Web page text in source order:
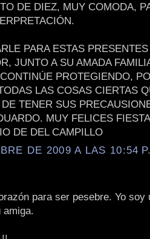
DE DIEZ, MUY COMODA,
PARA ESTAS
JUNTO A SU AMADA
PROTEGIENDO,
LAS COSAS CIERTAS
TENER SUS
MUY FELICES
DE DEL CAMPILLO
DE 2009 A LAS 10:54
para ser pesebre. Yo soy
amiga.